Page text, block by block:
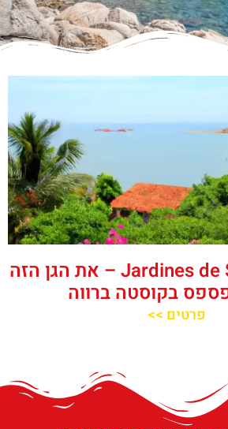
Jardines de Santa Clotilde – את הגן הזה
בקוסטה ברווה
פרטים >>